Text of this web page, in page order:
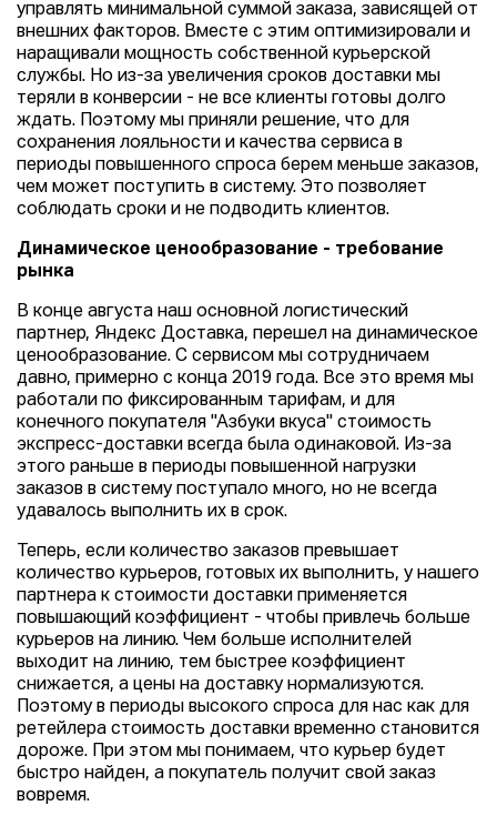
управлять минимальной суммой заказа, зависящей от
внешних факторов. Вместе с этим оптимизировали и
наращивали мощность собственной курьерской
службы. Но из-за увеличения сроков доставки мы
теряли в конверсии - не все клиенты готовы долго
ждать. Поэтому мы приняли решение, что для
сохранения лояльности и качества сервиса в
периоды повышенного спроса берем меньше заказов,
чем может поступить в систему. Это позволяет
соблюдать сроки и не подводить клиентов.
Динамическое ценообразование - требование
рынка
В конце августа наш основной логистический
партнер, Яндекс Доставка, перешел на динамическое
ценообразование. С сервисом мы сотрудничаем
давно, примерно с конца 2019 года. Все это время мы
работали по фиксированным тарифам, и для
конечного покупателя "Азбуки вкуса" стоимость
экспресс-доставки всегда была одинаковой. Из-за
этого раньше в периоды повышенной нагрузки
заказов в систему поступало много, но не всегда
удавалось выполнить их в срок.
Теперь, если количество заказов превышает
количество курьеров, готовых их выполнить, у нашего
партнера к стоимости доставки применяется
повышающий коэффициент - чтобы привлечь больше
курьеров на линию. Чем больше исполнителей
выходит на линию, тем быстрее коэффициент
снижается, а цены на доставку нормализуются.
Поэтому в периоды высокого спроса для нас как для
ретейлера стоимость доставки временно становится
дороже. При этом мы понимаем, что курьер будет
быстро найден, а покупатель получит свой заказ
вовремя.